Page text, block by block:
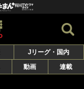
Jリーグ・国内
動画 連載